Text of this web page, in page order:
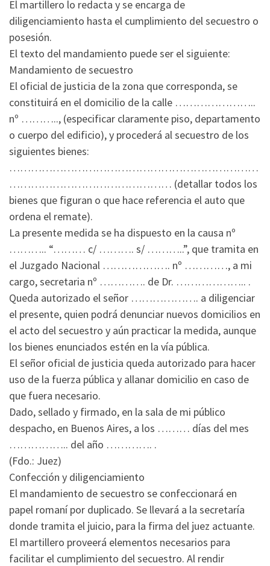
El martillero lo redacta y se encarga de
diligenciamiento hasta el cumplimiento del secuestro o
posesión.
El texto del mandamiento puede ser el siguiente:
Mandamiento de secuestro
El oficial de justicia de la zona que corresponda, se
constituirá en el domicilio de la calle …………………..
nº ……….., (especificar claramente piso, departamento
o cuerpo del edificio), y procederá al secuestro de los
siguientes bienes:
……………………………………………………………
……………………………………… (detallar todos los
bienes que figuran o que hace referencia el auto que
ordena el remate).
La presente medida se ha dispuesto en la causa nº
……….. “……… c/ ………. s/ ………..”, que tramita en
el Juzgado Nacional ………………. nº …………, a mi
cargo, secretaria nº …………. de Dr. ……………….. .
Queda autorizado el señor ………………. a diligenciar
el presente, quien podrá denunciar nuevos domicilios en
el acto del secuestro y aún practicar la medida, aunque
los bienes enunciados estén en la vía pública.
El señor oficial de justicia queda autorizado para hacer
uso de la fuerza pública y allanar domicilio en caso de
que fuera necesario.
Dado, sellado y firmado, en la sala de mi público
despacho, en Buenos Aires, a los ……… días del mes
…………….. del año …………. .
(Fdo.: Juez)
Confección y diligenciamiento
El mandamiento de secuestro se confeccionará en
papel romaní por duplicado. Se llevará a la secretaría
donde tramita el juicio, para la firma del juez actuante.
El martillero proveerá elementos necesarios para
facilitar el cumplimiento del secuestro. Al rendir